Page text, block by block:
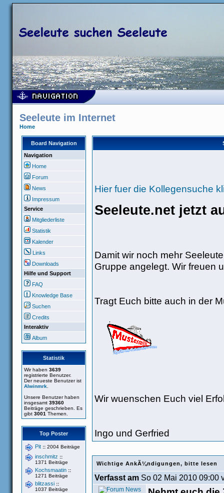
Seeleute im Internet
Home
Board Navigation
Navigation
Home
Forum
News
Impressum
Service
Mitgliederliste
Statistik
Kalender
Links
Downloads
Hilfe und Support
FAQ
Knowledge Base
Suchen
Credits
Interaktiv
Album
Statistik
Wir haben 3639
registrierte Benutzer.
Der neueste Benutzer ist
Alwinmrk
Unsere Benutzer haben
insgesamt 39360
Beiträge geschrieben. Es
gibt 3001 Themen.
Top Poster
Pit :: 2004 Beiträge
inschmitz ::
1371 Beiträge
Kochsmaatin ::
1271 Beiträge
blitzassi ::
1037 Beiträge
Hier fuer die Kollegensuche
Seeleute.net jetzt
Damit wir noch mehr
Gruppe angelegt. Wir freuen
Tragt Euch bitte auch in der
Wir wuenschen Euch viel
Ingo und Gerfried
Wichtige AnkÃ¼ndigungen, bitte lesen
Verfasst am So 02 Mai 2010 09:00